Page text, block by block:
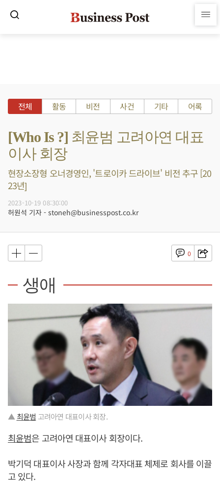
전체 활동 비전 사건 기타 어록
[Who Is ?] 최윤범 고려아연 대표
이사 회장
현장소장형 오너경영인, '트로이카 드라이브' 비전 추구 [20
23년]
2023-10-19 08:30:00
허원석 기자 - stoneh@businesspost.co.kr
0
생애
▲ 최윤범 고려아연 대표이사 회장.
최윤범은 고려아연 대표이사 회장이다.
박기덕 대표이사 사장과 함께 각자대표 체제로 회사를 이끌
고 있다.